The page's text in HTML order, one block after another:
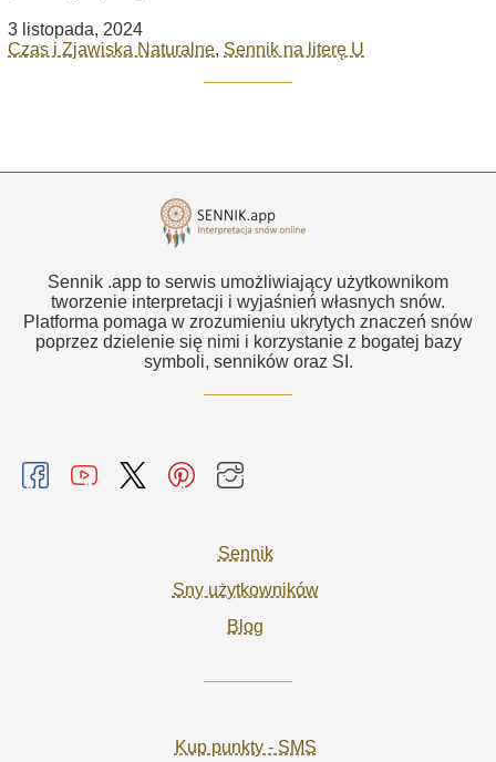
3 listopada, 2024
Czas i Zjawiska Naturalne, Sennik na literę U
Sennik .app to serwis umożliwiający użytkownikom
tworzenie interpretacji i wyjaśnień własnych snów.
Platforma pomaga w zrozumieniu ukrytych znaczeń snów
poprzez dzielenie się nimi i korzystanie z bogatej bazy
symboli, senników oraz SI.
Sennik
Sny użytkowników
Blog
Kup punkty - SMS